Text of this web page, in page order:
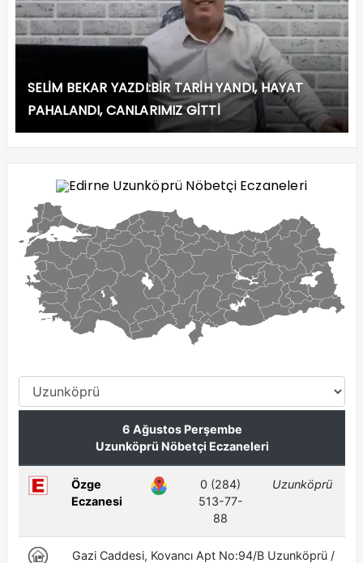
SELİM BEKAR YAZDI:BİR TARİH YANDI, HAYAT
PAHALANDI, CANLARIMIZ GİTTİ